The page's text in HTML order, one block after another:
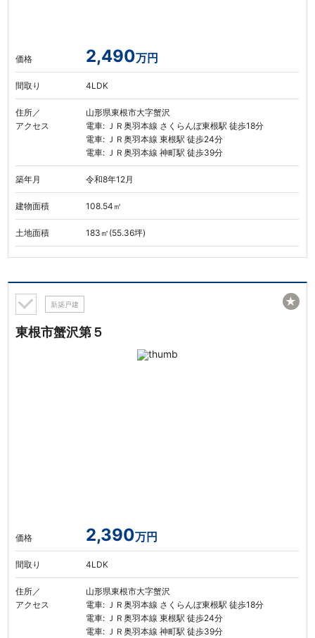
価格 2,490万円
間取り 4LDK
住所／
アクセス
山形県東根市大字蟹沢
電車: ＪＲ奥羽本線 さくらんぼ東根駅 徒歩18分
電車: ＪＲ奥羽本線 東根駅 徒歩24分
電車: ＪＲ奥羽本線 神町駅 徒歩39分
築年月 令和8年12月
建物面積 108.54㎡
土地面積 183㎡(55.36坪)
新築戸建
東根市蟹沢第５
価格 2,390万円
間取り 4LDK
住所／
アクセス
山形県東根市大字蟹沢
電車: ＪＲ奥羽本線 さくらんぼ東根駅 徒歩18分
電車: ＪＲ奥羽本線 東根駅 徒歩24分
電車: ＪＲ奥羽本線 神町駅 徒歩39分
★